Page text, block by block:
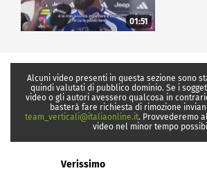
01:51
Alcuni video presenti in questa sezione sono
quindi valutati di pubblico dominio. Se i
video o gli autori avessero qualcosa in
basterà fare richiesta di rimozione
team_verticali@italiaonline.it. Provvederemo
video nel minor tempo
Verissimo